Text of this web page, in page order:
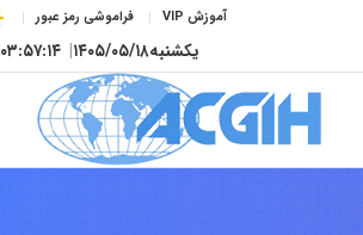
آموزش VIP فراموشی رمز عبور
یکشنبه۱۴۰۵/۰۵/۱۸| ۰۳:۵۷:۱۵